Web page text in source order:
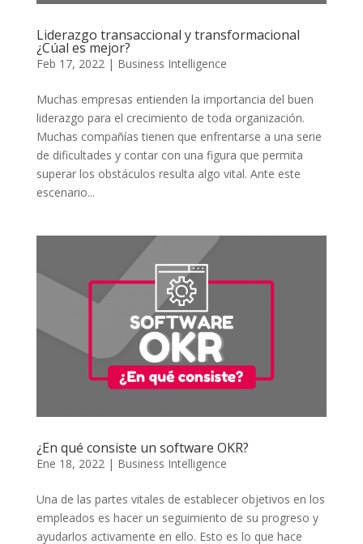
Liderazgo transaccional y transformacional
¿Cúal es mejor?
Feb 17, 2022| Business Intelligence
Muchas empresas entienden la importancia del buen
liderazgo para el crecimiento de toda organización.
Muchas compañías tienen que enfrentarse a una serie
de dificultades y contar con una figura que permita
superar los obstáculos resulta algo vital. Ante este
escenario...
¿En qué consiste un software OKR?
Ene 18, 2022| Business Intelligence
Una de las partes vitales de establecer objetivos en los
empleados es hacer un seguimiento de su progreso y
ayudarlos activamente en ello. Esto es lo que hace